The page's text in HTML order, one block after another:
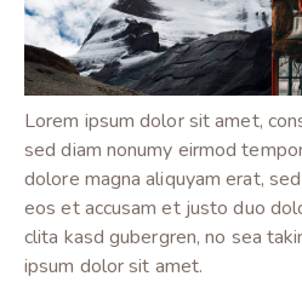
Lorem ipsum dolor sit amet,
sed diam nonumy eirmod
dolore magna aliquyam erat,
eos et accusam et justo duo
clita kasd gubergren, no sea
ipsum dolor sit amet.